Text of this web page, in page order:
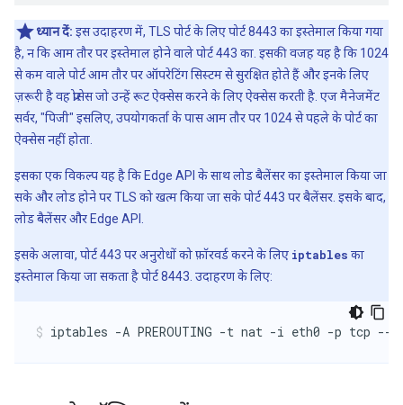
ध्यान दें: इस उदाहरण में, TLS पोर्ट के लिए पोर्ट 8443 का इस्तेमाल किया गया
है, न कि आम तौर पर इस्तेमाल होने वाले पोर्ट 443 का. इसकी वजह यह है कि 1024
से कम वाले पोर्ट आम तौर पर ऑपरेटिंग सिस्टम से सुरक्षित होते हैं और इनके लिए
ज़रूरी है वह प्रोसेस जो उन्हें रूट ऐक्सेस करने के लिए ऐक्सेस करती है. एज मैनेजमेंट
सर्वर, "पिजी" इसलिए, उपयोगकर्ता के पास आम तौर पर 1024 से पहले के पोर्ट का
ऐक्सेस नहीं होता.
इसका एक विकल्प यह है कि Edge API के साथ लोड बैलेंसर का इस्तेमाल किया जा
सके और लोड होने पर TLS को खत्म किया जा सके पोर्ट 443 पर बैलेंसर. इसके बाद,
लोड बैलेंसर और Edge API.
इसके अलावा, पोर्ट 443 पर अनुरोधों को फ़ॉरवर्ड करने के लिए iptables का
इस्तेमाल किया जा सकता है पोर्ट 8443. उदाहरण के लिए: